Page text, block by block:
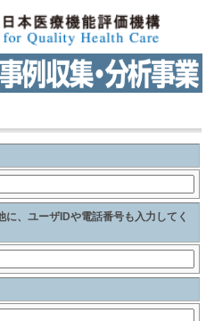
に、ユーザIDや電話番号も入力してく